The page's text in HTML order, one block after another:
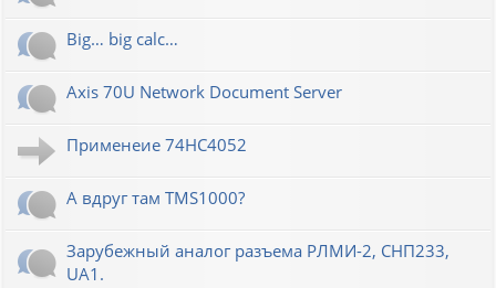
Big… big calc…
Axis 70U Network Document Server
Применеие 74HC4052
А вдруг там TMS1000?
Зарубежный аналог разъема РЛМИ-2, СНП233,
UA1.